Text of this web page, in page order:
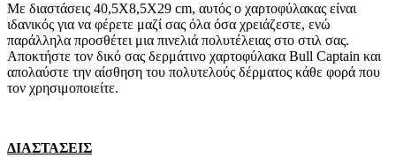
Με διαστάσεις 40,5Χ8,5Χ29 cm, αυτός ο χαρτοφύλακας είναι
ιδανικός για να φέρετε μαζί σας όλα όσα χρειάζεστε, ενώ
παράλληλα προσθέτει μια πινελιά πολυτέλειας στο στιλ σας.
Αποκτήστε τον δικό σας δερμάτινο χαρτοφύλακα Bull Captain και
απολαύστε την αίσθηση του πολυτελούς δέρματος κάθε φορά που
τον χρησιμοποιείτε.
ΔΙΑΣΤΑΣΕΙΣ